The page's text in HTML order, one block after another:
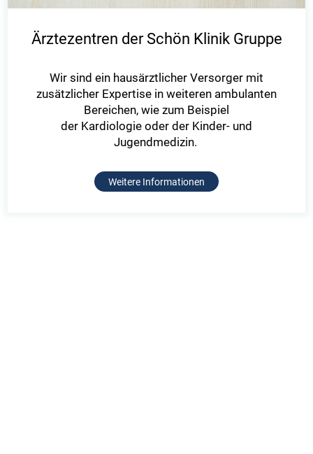
Ärztezentren der Schön Klinik Gruppe
Wir sind ein hausärztlicher Versorger mit
zusätzlicher Expertise in weiteren ambulanten
Bereichen, wie zum Beispiel
der Kardiologie oder der Kinder- und
Jugendmedizin.
Weitere Informationen